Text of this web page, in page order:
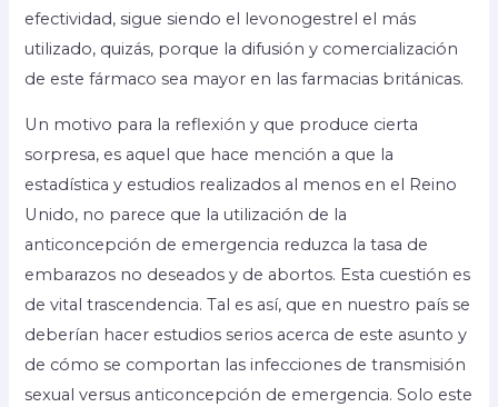
efectividad, sigue siendo el levonogestrel el más
utilizado, quizás, porque la difusión y comercialización
de este fármaco sea mayor en las farmacias británicas.
Un motivo para la reflexión y que produce cierta
sorpresa, es aquel que hace mención a que la
estadística y estudios realizados al menos en el Reino
Unido, no parece que la utilización de la
anticoncepción de emergencia reduzca la tasa de
embarazos no deseados y de abortos. Esta cuestión es
de vital trascendencia. Tal es así, que en nuestro país se
deberían hacer estudios serios acerca de este asunto y
de cómo se comportan las infecciones de transmisión
sexual versus anticoncepción de emergencia. Solo este